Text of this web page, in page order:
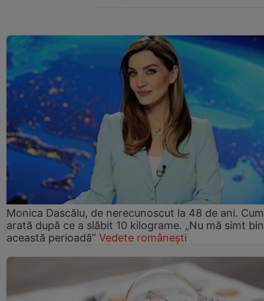
Monica Dascălu, de nerecunoscut la 48 de ani. Cum
arată după ce a slăbit 10 kilograme. „Nu mă simt
această perioadă” Vedete românești